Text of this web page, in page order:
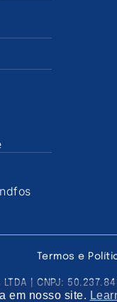
Termos e
| CNPJ:
em nosso site.